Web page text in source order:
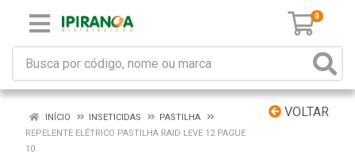
0
VOLTAR
INÍCIO INSETICIDAS
PASTILHA
REPELENTE ELÉTRICO PASTILHA RAID LEVE 12 PAGUE
10